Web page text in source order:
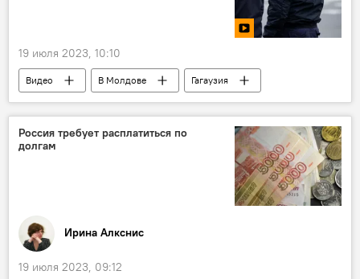
19 июля 2023, 10:10
Видео В Молдове
Гагаузия
Центр стратегических коммуникаций и борьбы с дезинформацией
Россия требует расплатиться по
долгам
Ирина Алкснис
19 июля 2023, 09:12